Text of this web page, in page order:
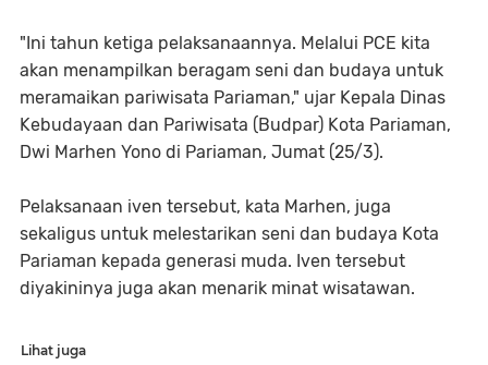
"Ini tahun ketiga pelaksanaannya. Melalui PCE kita
akan menampilkan beragam seni dan budaya untuk
meramaikan pariwisata Pariaman," ujar Kepala Dinas
Kebudayaan dan Pariwisata (Budpar) Kota Pariaman,
Dwi Marhen Yono di Pariaman, Jumat (25/3).
Pelaksanaan iven tersebut, kata Marhen, juga
sekaligus untuk melestarikan seni dan budaya Kota
Pariaman kepada generasi muda. Iven tersebut
diyakininya juga akan menarik minat wisatawan.
Lihat juga